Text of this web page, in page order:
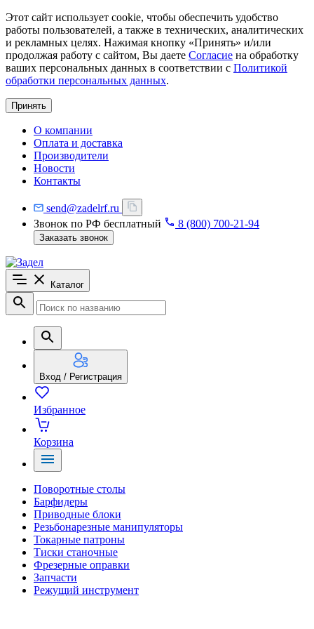
Этот сайт использует cookie, чтобы обеспечить удобство
работы пользователей, а также в технических, аналитических
и рекламных целях. Нажимая кнопку «Принять» и/или
продолжая работу с сайтом, Вы даете Согласие на обработку
ваших персональных данных в соответствии с Политикой
обработки персональных данных.
Принять
О компании
Оплата и доставка
Производители
Новости
Контакты
send@zadelrf.ru
Звонок по РФ бесплатный
8 (800) 700-21-94
Заказать звонок
Каталог
Вход / Регистрация
Избранное
Корзина
Поворотные столы
Барфидеры
Приводные блоки
Резьбонарезные манипуляторы
Токарные патроны
Тиски станочные
Фрезерные оправки
Запчасти
Режущий инструмент